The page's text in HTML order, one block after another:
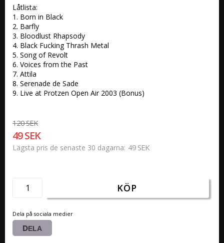
Låtlista:
1. Born in Black
2. Barfly
3. Bloodlust Rhapsody
4. Black Fucking Thrash Metal
5. Song of Revolt
6. Voices from the Past
7. Attila
8. Serenade de Sade
9. Live at Protzen Open Air 2003 (Bonus)
120 SEK
49 SEK
Lägsta pris de senaste 30 dagarna 49 SEK
KÖP
Dela på sociala medier
DELA